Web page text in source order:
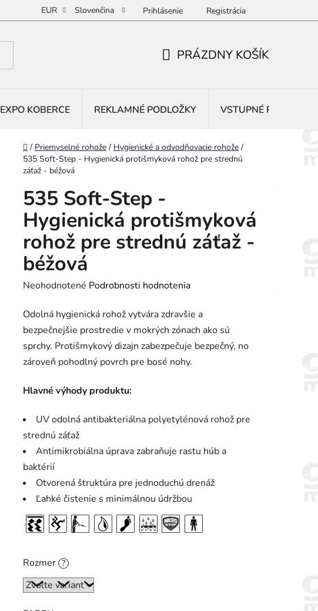
EUR Slovenčina Prihlásenie Registrácia
PRÁZDNY KOŠÍK
EXPO KOBERCE REKLAMNÉ PODLOŽKY VSTUPNÉ ROHOŽE
Domov
/ Priemyselné rohože / Hygienické a odvodňovacie rohože /
535 Soft-Step - Hygienická protišmyková rohož pre strednú
záťaž - béžová
535 Soft-Step -
Hygienická protišmyková
rohož pre strednú záťaž -
béžová
Priemerné
produktu
je
0,0
z
hviezdičiek.
Neohodnotené Podrobnosti hodnotenia
Odolná hygienická rohož vytvára zdravšie a
bezpečnejšie prostredie v mokrých zónach ako sú
sprchy. Protišmykový dizajn zabezpečuje bezpečný, no
zároveň pohodlný povrch pre bosé nohy.
Hlavné výhody produktu:
UV odolná antibakteriálna polyetylénová rohož pre
strednú záťaž
Antimikrobiálna úprava zabraňuje rastu húb a
baktérií
Otvorená štruktúra pre jednoduchú drenáž
Ľahké čistenie s minimálnou údržbou
Rozmer ?